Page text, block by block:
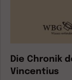
Die Chronik
Vincentius